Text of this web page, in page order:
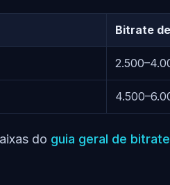
Bitrate
do guia geral de bitrate